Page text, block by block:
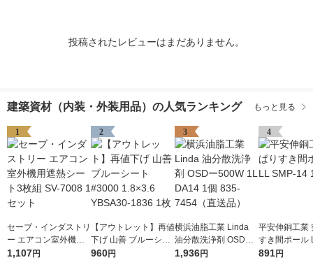
投稿されたレビューはまだありません。
建築資材（内装・外装用品）の人気ランキング もっと見る
1
セーブ・インダストリ
ー エアコン室外機用
遮熱シート3枚組 SV-7
1,107円
2
【アウトレット】再値
下げ 山善 ブルーシー
ト #3000 1.8×3.6 YB
960円
3
横浜油脂工業 Linda
油分散洗浄剤 OSDー5
00W 1L DA14 1個 83
1,936円
4
平安伸銅工業
すき間ポール
-14 1個
891円